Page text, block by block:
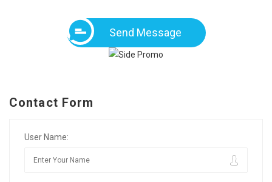
Send Message
Contact Form
User Name: